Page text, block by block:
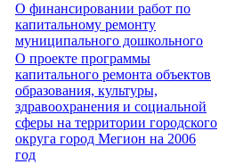
О финансировании работ по
капитальному ремонту
муниципального дошкольного
О проекте программы
капитального ремонта объектов
образования, культуры,
здравоохранения и социальной
сферы на территории городского
округа город Мегион на 2006
год